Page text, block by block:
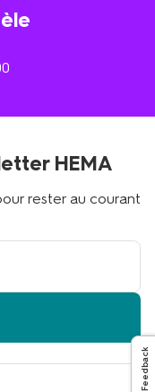
HEMA
rester au courant
Feedback